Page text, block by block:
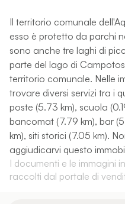
Il territorio comunale
esso è protetto da parchi
sono anche tre laghi di
parte del lago di
territorio comunale. Nelle
trovare diversi servizi tra i
poste (5.73 km), scuola
bancomat (7.79 km), bar
km), siti storici (7.05 km).
aggiudicarvi questo
I documenti e le immagini
raccolti dal portale di